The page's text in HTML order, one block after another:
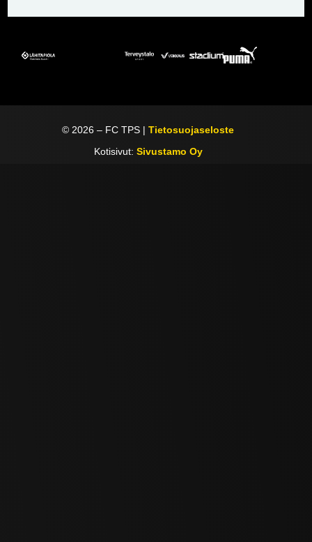
© 2026 – FC TPS |Tietosuojaseloste
Kotisivut: Sivustamo Oy